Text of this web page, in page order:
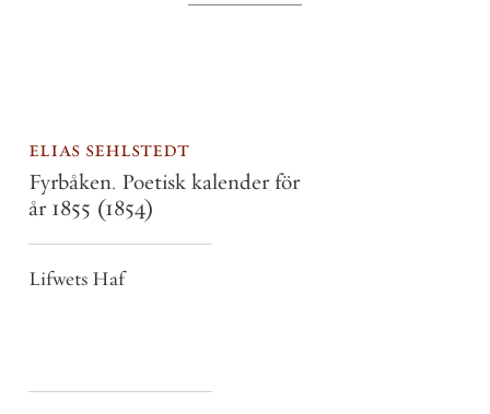
elias sehlstedt
Fyrbåken. Poetisk kalender för
år 1855 (1854)
Lifwets Haf